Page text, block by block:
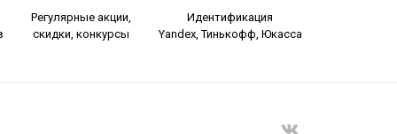
Регулярные акции,
скидки, конкурсы
Идентификация
Yandex, Тинькофф, Юкасса